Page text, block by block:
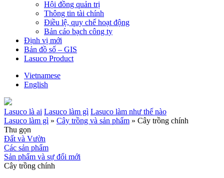
Hội đồng quản trị
Thông tin tài chính
Điều lệ, quy chế hoạt động
Bản cáo bạch công ty
Định vị mới
Bản đồ số – GIS
Lasuco Product
Vietnamese
English
Lasuco là ai Lasuco làm gì Lasuco làm như thế nào
Lasuco làm gì » Cây trồng và sản phẩm » Cây trồng chính
Thu gọn
Đất và Vườn
Các sản phẩm
Sản phẩm và sự đổi mới
Cây trồng chính